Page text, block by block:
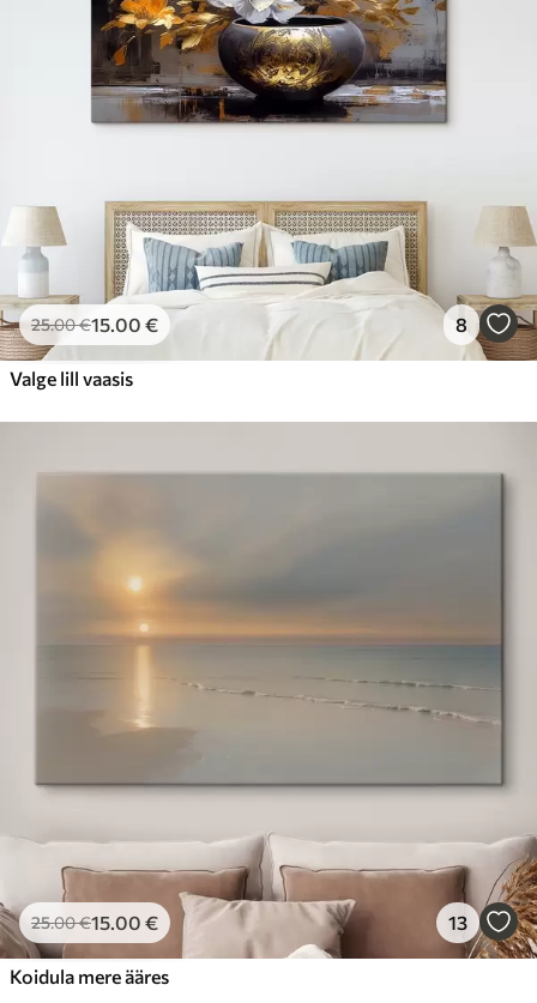
25.00€15.00 € 8
Valge lill vaasis
25.00€15.00 € 13
Koidula mere ääres